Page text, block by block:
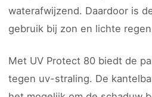
waterafwijzend. Daardoor is
gebruik bij zon en lichte
Met UV Protect 80 biedt de
tegen uv-straling. De